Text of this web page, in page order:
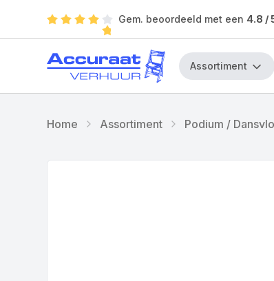
Gem. beoordeeld met een 4.8 /
Assortiment
Home Assortiment Podium /